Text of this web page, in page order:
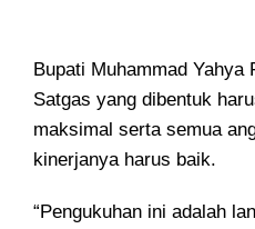
Bupati Muhammad Yahya
Satgas yang dibentuk
maksimal serta semua
kinerjanya harus baik.
“Pengukuhan ini adalah